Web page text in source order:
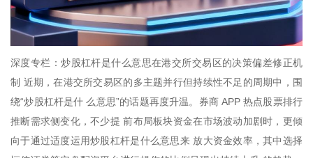
深度专栏：炒股杠杆是什么意思在港交所交易区的决策偏差修正机
制 近期，在港交所交易区的多主题并行但持续性不足的周期中，围
绕“炒股杠杆是什 么意思”的话题再度升温。券商 APP 热点股票排行
推断需求侧变化，不少提 前布局板块资金在市场波动加剧时，更倾
向于通过适度运用炒股杠杆是什么意思来 放大资金效率，其中选择